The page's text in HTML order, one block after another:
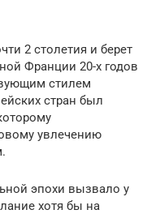
2 столетия и берет
Франции 20-х годов
стилем
стран был
увлечению
эпохи вызвало у
хотя бы на